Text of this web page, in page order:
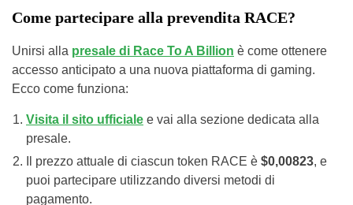
Come partecipare alla prevendita RACE?
Unirsi alla presale di Race To A Billion è come ottenere
accesso anticipato a una nuova piattaforma di gaming.
Ecco come funziona:
Visita il sito ufficiale e vai alla sezione dedicata alla
presale.
Il prezzo attuale di ciascun token RACE è $0,00823, e
puoi partecipare utilizzando diversi metodi di
pagamento.